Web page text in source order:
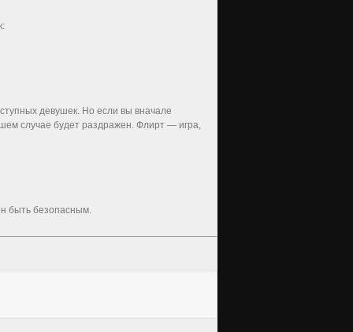
девушек. Но если вы вначале
случае будет раздражен. Флирт — игра,
быть безопасным.